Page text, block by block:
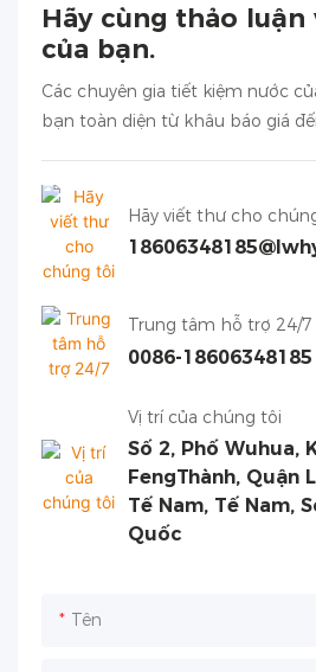
Hãy cùng thảo luận
của bạn.
Các chuyên gia tiết kiệm nước
bạn toàn diện từ khâu báo giá
Hãy viết thư cho
Trung tâm hỗ trợ 24/7
0086-18606348185
Vị trí của chúng tôi
Số 2, Phố Wuhua,
FengThành, Quận
Tế Nam, Tế Nam,
Quốc
Tên